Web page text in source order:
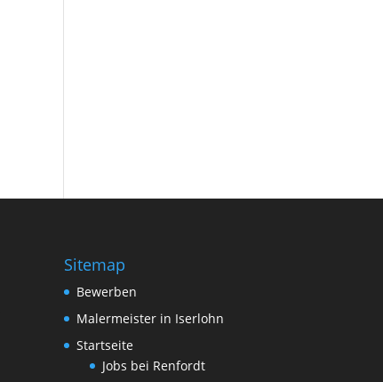
Sitemap
Bewerben
Malermeister in Iserlohn
Startseite
Jobs bei Renfordt